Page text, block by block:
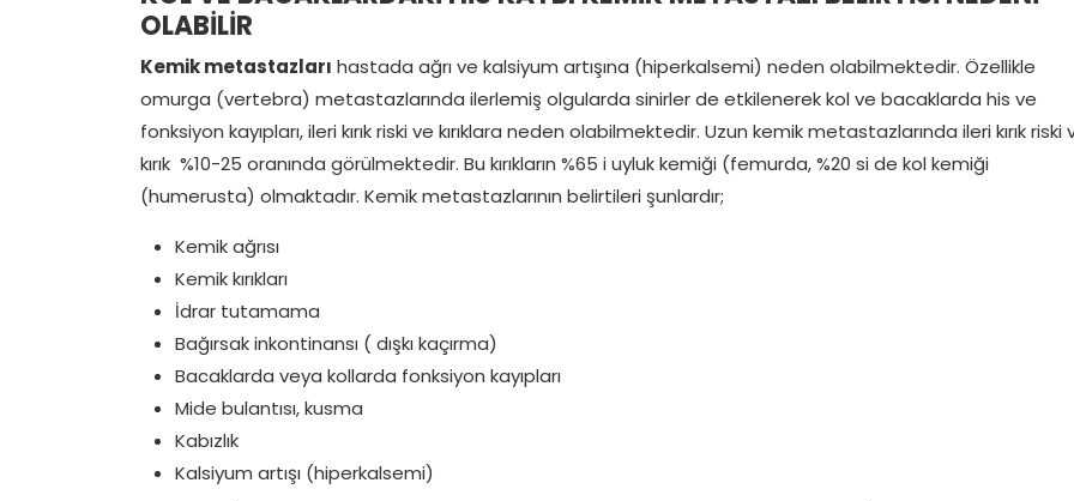
OLABİLİR
Kemik metastazları hastada ağrı ve kalsiyum artışına (hiperkalsemi) neden olabilmektedir. Özellikle
omurga (vertebra) metastazlarında ilerlemiş olgularda sinirler de etkilenerek kol ve bacaklarda his ve
fonksiyon kayıpları, ileri kırık riski ve kırıklara neden olabilmektedir. Uzun kemik metastazlarında ileri kırık riski
kırık %10-25 oranında görülmektedir. Bu kırıkların %65 i uyluk kemiği (femurda, %20 si de kol kemiği
(humerusta) olmaktadır. Kemik metastazlarının belirtileri şunlardır;
Kemik ağrısı
Kemik kırıkları
İdrar tutamama
Bağırsak inkontinansı ( dışkı kaçırma)
Bacaklarda veya kollarda fonksiyon kayıpları
Mide bulantısı, kusma
Kabızlık
Kalsiyum artışı (hiperkalsemi)